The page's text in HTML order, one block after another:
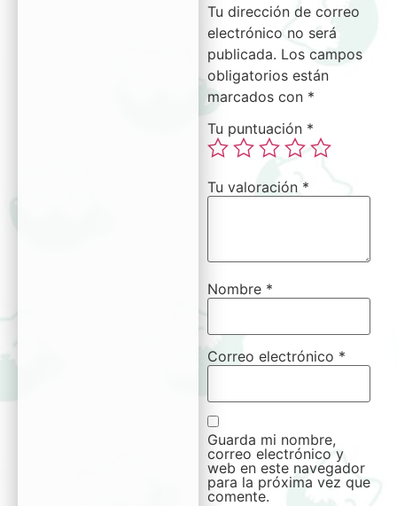
Tu dirección de correo
electrónico no será
publicada. Los campos
obligatorios están
marcados con *
Tu puntuación *
Tu valoración *
Nombre *
Correo electrónico *
Guarda mi nombre,
correo electrónico y
web en este navegador
para la próxima vez que
comente.